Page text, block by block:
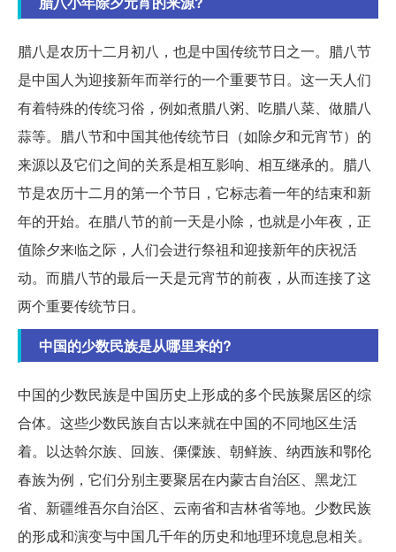
腊八是农历十二月初八，也是中国传统节日之一。腊八节
是中国人为迎接新年而举行的一个重要节日。这一天人们
有着特殊的传统习俗，例如煮腊八粥、吃腊八菜、做腊八
蒜等。腊八节和中国其他传统节日（如除夕和元宵节）的
来源以及它们之间的关系是相互影响、相互继承的。腊八
节是农历十二月的第一个节日，它标志着一年的结束和新
年的开始。在腊八节的前一天是小除，也就是小年夜，正
值除夕来临之际，人们会进行祭祖和迎接新年的庆祝活
动。而腊八节的最后一天是元宵节的前夜，从而连接了这
两个重要传统节日。
中国的少数民族是从哪里来的?
中国的少数民族是中国历史上形成的多个民族聚居区的综
合体。这些少数民族自古以来就在中国的不同地区生活
着。以达斡尔族、回族、傈僳族、朝鲜族、纳西族和鄂伦
春族为例，它们分别主要聚居在内蒙古自治区、黑龙江
省、新疆维吾尔自治区、云南省和吉林省等地。少数民族
的形成和演变与中国几千年的历史和地理环境息息相关。